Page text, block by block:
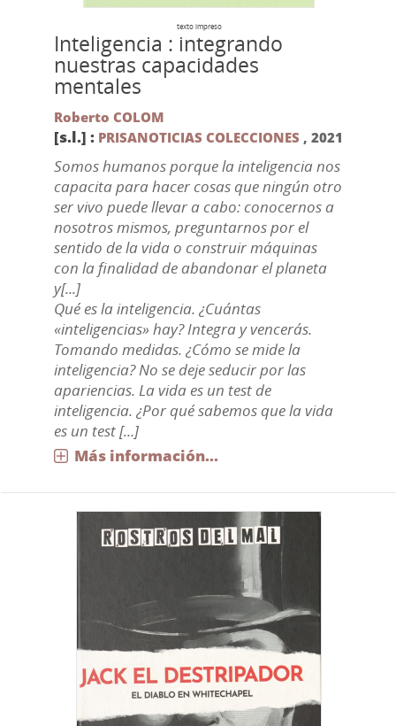
texto impreso
Inteligencia : integrando
nuestras capacidades
mentales
Roberto COLOM
[s.l.] : PRISANOTICIAS COLECCIONES , 2021
Somos humanos porque la inteligencia nos
capacita para hacer cosas que ningún otro
ser vivo puede llevar a cabo: conocernos a
nosotros mismos, preguntarnos por el
sentido de la vida o construir máquinas
con la finalidad de abandonar el planeta
y[...]
Qué es la inteligencia. ¿Cuántas
«inteligencias» hay? Integra y vencerás.
Tomando medidas. ¿Cómo se mide la
inteligencia? No se deje seducir por las
apariencias. La vida es un test de
inteligencia. ¿Por qué sabemos que la vida
es un test [...]
Más información...